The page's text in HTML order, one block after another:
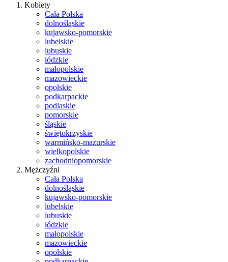
Kobiety
Cała Polska
dolnośląskie
kujawsko-pomorskie
lubelskie
lubuskie
łódzkie
małopolskie
mazowieckie
opolskie
podkarpackie
podlaskie
pomorskie
śląskie
świętokrzyskie
warmińsko-mazurskie
wielkopolskie
zachodniopomorskie
Mężczyźni
Cała Polska
dolnośląskie
kujawsko-pomorskie
lubelskie
lubuskie
łódzkie
małopolskie
mazowieckie
opolskie